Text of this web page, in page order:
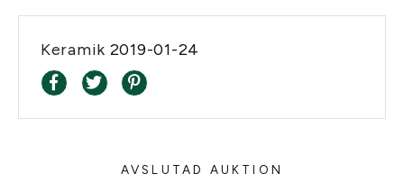
Keramik 2019-01-24
AVSLUTAD AUKTION